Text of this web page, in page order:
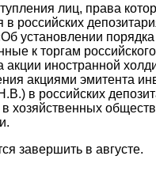
лиц, права
российских
установлении
к торгам
иностранной
акциями
в российских
хозяйственных
завершить в августе.